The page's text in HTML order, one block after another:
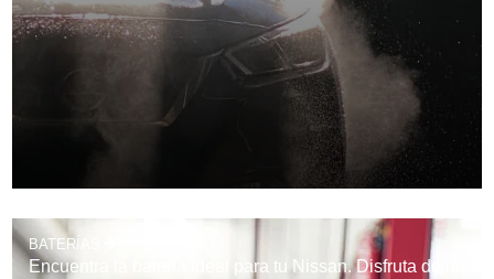
BATERÍAS
Encuentra la batería ideal para tu Nissan. Disfruta de un